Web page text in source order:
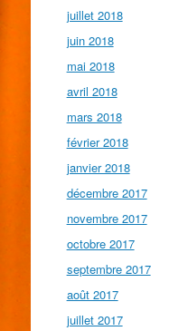
juillet 2018
juin 2018
mai 2018
avril 2018
mars 2018
février 2018
janvier 2018
décembre 2017
novembre 2017
octobre 2017
septembre 2017
août 2017
juillet 2017